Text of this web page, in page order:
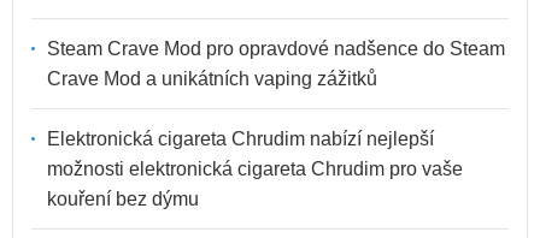
Steam Crave Mod pro opravdové nadšence do Steam
Crave Mod a unikátních vaping zážitků
Elektronická cigareta Chrudim nabízí nejlepší
možnosti elektronická cigareta Chrudim pro vaše
kouření bez dýmu